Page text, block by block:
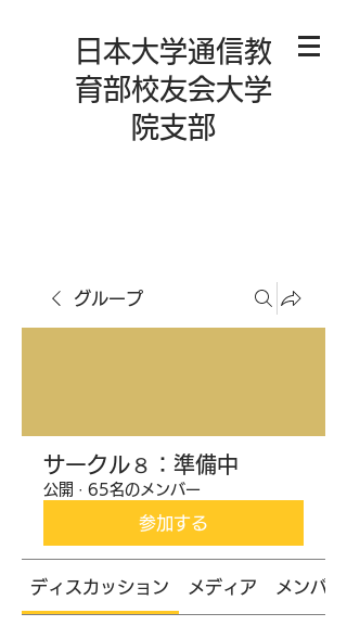
日本大学通信教
育部校友会大学
院支部
グループ
サークル８：準備中
公開 · 65名のメンバー
参加する
ディスカッション メディア メンバー